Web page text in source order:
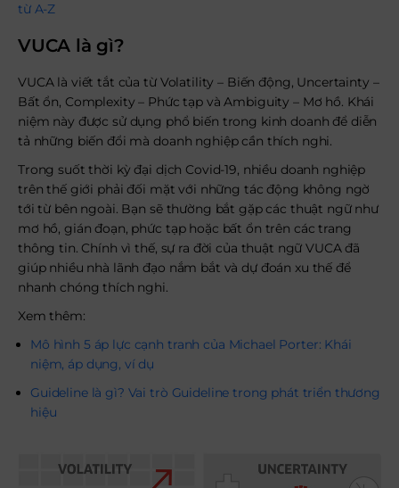
từ A-Z
VUCA là gì?
VUCA là viết tắt của từ Volatility – Biến động, Uncertainty –
Bất ổn, Complexity – Phức tạp và Ambiguity – Mơ hồ. Khái
niệm này được sử dụng phổ biến trong kinh doanh để diễn
tả những biến đổi mà doanh nghiệp cần thích nghi.
Trong suốt thời kỳ đại dịch Covid-19, nhiều doanh nghiệp
trên thế giới phải đối mặt với những tác động không ngờ
tới từ bên ngoài. Bạn sẽ thường bắt gặp các thuật ngữ như
mơ hồ, gián đoạn, phức tạp hoặc bất ổn trên các trang
thông tin. Chính vì thế, sự ra đời của thuật ngữ VUCA đã
giúp nhiều nhà lãnh đạo nắm bắt và dự đoán xu thế để
nhanh chóng thích nghi.
Xem thêm:
Mô hình 5 áp lực cạnh tranh của Michael Porter: Khái
niệm, áp dụng, ví dụ
Guideline là gì? Vai trò Guideline trong phát triển thương
hiệu